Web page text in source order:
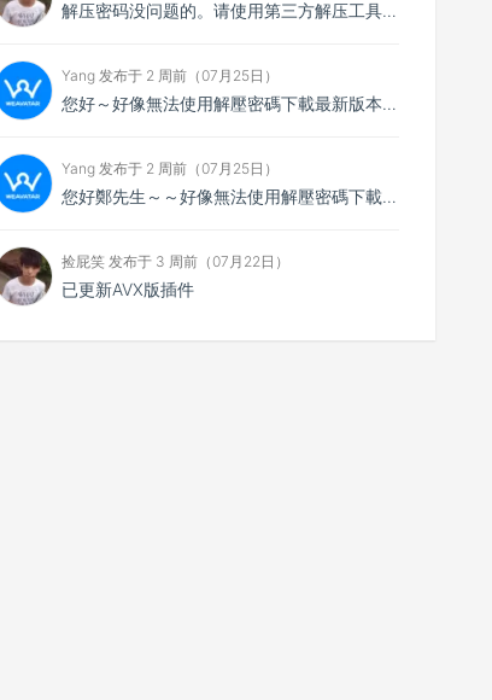
解压密码没问题的。请使用第三方解压工具解压，比如7zip
Yang 发布于 2 周前（07月25日）
您好～好像無法使用解壓密碼下載最新版本，想請您看看
Yang 发布于 2 周前（07月25日）
您好鄭先生～～好像無法使用解壓密碼下載最新的4.0.4版本，不知能否請你協助排除障礙～
捡屁笑 发布于 3 周前（07月22日）
已更新AVX版插件